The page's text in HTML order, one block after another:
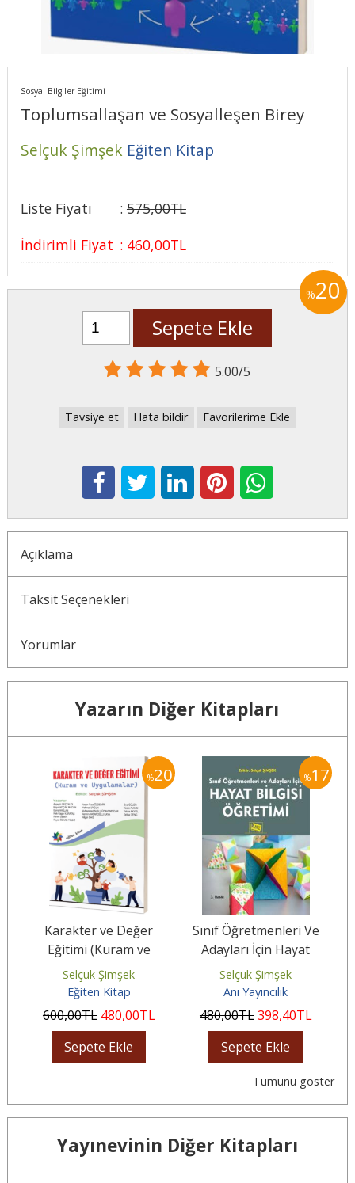
Sosyal Bilgiler Eğitimi
Toplumsallaşan ve Sosyalleşen Birey
Selçuk Şimşek Eğiten Kitap
Liste Fiyatı : 575,00TL
İndirimli Fiyat : 460,00TL
%20
Sepete Ekle
5.00/5
Tavsiye et Hata bildir Favorilerime Ekle
Açıklama
Taksit Seçenekleri
Yorumlar
Yazarın Diğer Kitapları
%20
Karakter ve Değer
Eğitimi (Kuram ve
Uygulamalar)
Selçuk Şimşek
Eğiten Kitap
600,00TL 480,00TL
Sepete Ekle
%17
Sınıf Öğretmenleri Ve
Adayları İçin Hayat
Bilgisi Öğretimi
Selçuk Şimşek
Anı Yayıncılık
480,00TL398,40TL
Sepete Ekle
Tümünü göster
Yayınevinin Diğer Kitapları